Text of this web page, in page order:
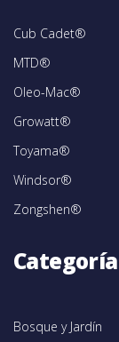
Cub Cadet®
MTD®
Oleo-Mac®
Growatt®
Toyama®
Windsor®
Zongshen®
Bosque y Jardín